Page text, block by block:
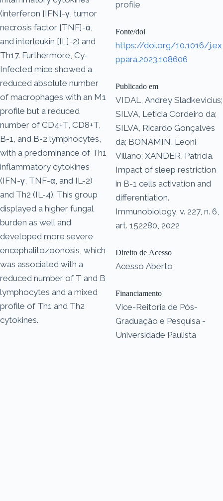
(interferon [IFN]-γ, tumor
necrosis factor [TNF]-α,
and interleukin [IL]-2) and
Th17. Furthermore, Cy-
Infected mice showed a
reduced absolute number
of macrophages with an M1
profile but a reduced
number of CD4+T, CD8+T,
B-1, and B-2 lymphocytes,
with a predominance of Th1
inflammatory cytokines
(IFN-γ, TNF-α, and IL-2)
and Th2 (IL-4). This group
displayed a higher fungal
burden as well and
developed more severe
encephalitozoonosis, which
was associated with a
reduced number of T and B
lymphocytes and a mixed
profile of Th1 and Th2
cytokines.
profile
Fonte/doi
https://doi.org/10.1016/j.ex
ppara.2023.108606
Publicado em
VIDAL, Andrey Sladkevicius;
SILVA, Leticia Cordeiro da;
SILVA, Ricardo Gonçalves
da; BONAMIN, Leoni
Villano; XANDER, Patrícia.
Impact of sleep restriction
in B-1 cells activation and
differentiation.
Immunobiology, v. 227, n. 6,
art. 152280, 2022
Direito de Acesso
Acesso Aberto
Financiamento
Vice-Reitoria de Pós-
Graduação e Pesquisa -
Universidade Paulista